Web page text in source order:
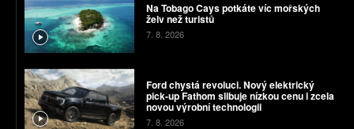
Na Tobago Cays potkáte víc mořských
želv než turistů
7. 8. 2026
Ford chystá revoluci. Nový elektrický
pick-up Fathom slibuje nízkou cenu i zcela
novou výrobní technologii
7. 8. 2026